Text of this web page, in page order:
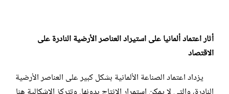
أثار اعتماد ألمانيا على استيراد العناصر الأرضية النادرة على
الاقتصاد
يزداد اعتماد الصناعة الألمانية بشكل كبير على العناصر الأرضية